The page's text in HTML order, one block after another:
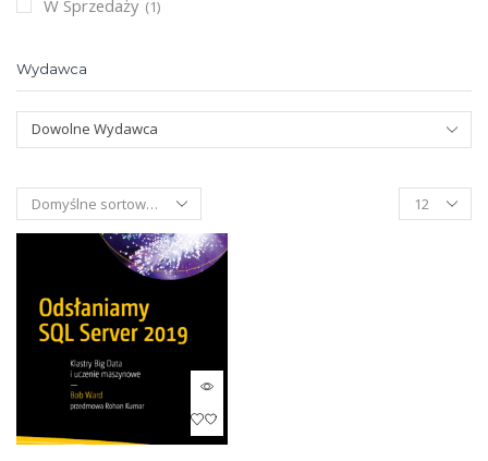
Products
per
W Sprzedaży (1)
Wydawca
Dowolne Wydawca